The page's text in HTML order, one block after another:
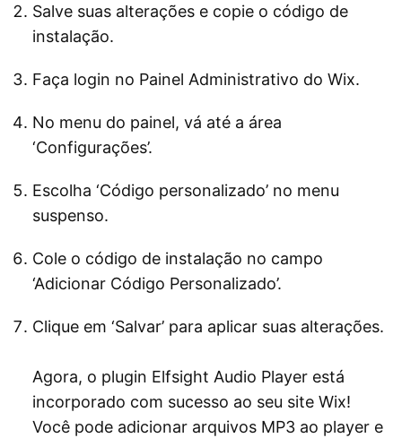
Salve suas alterações e copie o código de
instalação.
Faça login no Painel Administrativo do Wix.
No menu do painel, vá até a área
‘Configurações’.
Escolha ‘Código personalizado’ no menu
suspenso.
Cole o código de instalação no campo
‘Adicionar Código Personalizado’.
Clique em ‘Salvar’ para aplicar suas alterações.
Agora, o plugin Elfsight Audio Player está
incorporado com sucesso ao seu site Wix!
Você pode adicionar arquivos MP3 ao player e